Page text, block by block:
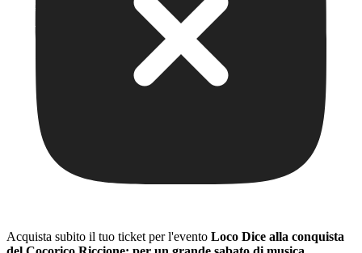
Acquista subito il tuo ticket per l'evento Loco Dice alla conquista